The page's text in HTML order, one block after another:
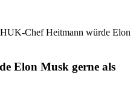
HUK-Chef Heitmann würde Elon
Elon Musk gerne als